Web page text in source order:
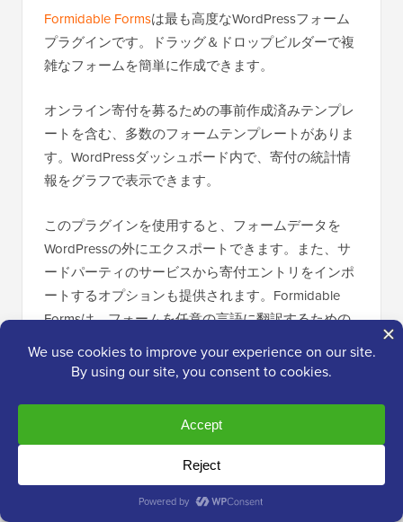
Formidable Formsは最も高度なWordPressフォーム
プラグインです。ドラッグ＆ドロップビルダーで複
雑なフォームを簡単に作成できます。
オンライン寄付を募るための事前作成済みテンプレ
ートを含む、多数のフォームテンプレートがありま
す。WordPressダッシュボード内で、寄付の統計情
報をグラフで表示できます。
このプラグインを使用すると、フォームデータを
WordPressの外にエクスポートできます。また、サ
ードパーティのサービスから寄付エントリをインポ
ートするオプションも提供されます。Formidable
Formsは、フォームを任意の言語に翻訳するための
WPML翻訳プラグイン
と完全に互換性があります。
す。ただし、Stripe経由で寄付を受け付けるには、
少なくともPlusプランが必要で、年間99.50ドルか
9. Donorbox